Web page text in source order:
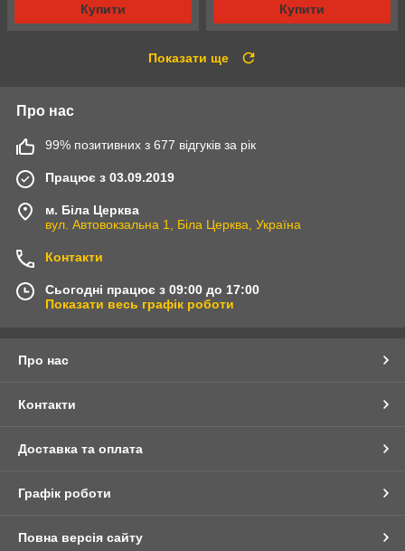
Купити Купити
Показати ще
Про нас
99% позитивних з 677 відгуків за рік
Працює з 03.09.2019
м. Біла Церква
вул. Автовокзальна 1, Біла Церква, Україна
Контакти
Сьогодні працює з 09:00 до 17:00
Показати весь графік роботи
Про нас
Контакти
Доставка та оплата
Графік роботи
Повна версія сайту